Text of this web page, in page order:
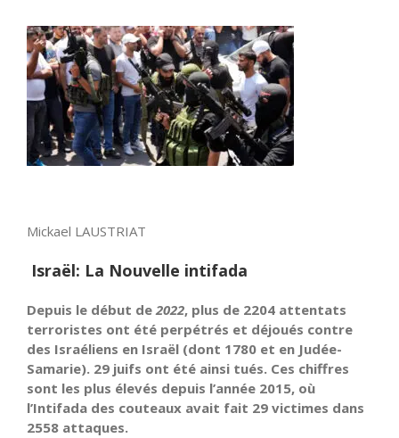
Mickael LAUSTRIAT
Israël: La Nouvelle intifada
Depuis le début de2022, plus de 2204 attentats
terroristes ont été perpétrés et déjoués contre
des Israéliens en Israël (dont 1780 et en Judée-
Samarie). 29 juifs ont été ainsi tués. Ces chiffres
sont les plus élevés depuis l’année 2015, où
l’Intifada des couteaux avait fait 29 victimes dans
2558 attaques.